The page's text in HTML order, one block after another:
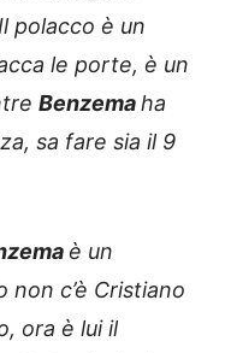
polacco è un
le porte, è un
Benzemaha
sa fare sia il 9
è un
c’è Cristiano
ora è lui il